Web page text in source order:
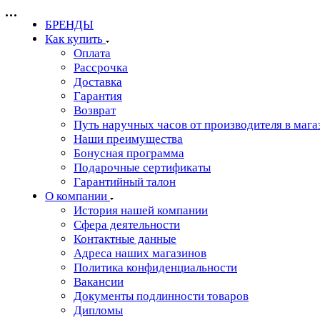
БРЕНДЫ
Как купить
Оплата
Рассрочка
Доставка
Гарантия
Возврат
Путь наручных часов от производителя в
Наши преимущества
Бонусная программа
Подарочные сертификаты
Гарантийный талон
О компании
История нашей компании
Сфера деятельности
Контактные данные
Адреса наших магазинов
Политика конфиденциальности
Вакансии
Документы подлинности товаров
Дипломы